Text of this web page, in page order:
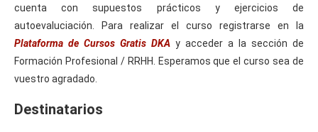
cuenta con supuestos prácticos y ejercicios de
autoevaluciación. Para realizar el curso registrarse en la
Plataforma de Cursos Gratis DKA y acceder a la sección de
Formación Profesional / RRHH. Esperamos que el curso sea de
vuestro agradado.
Destinatarios